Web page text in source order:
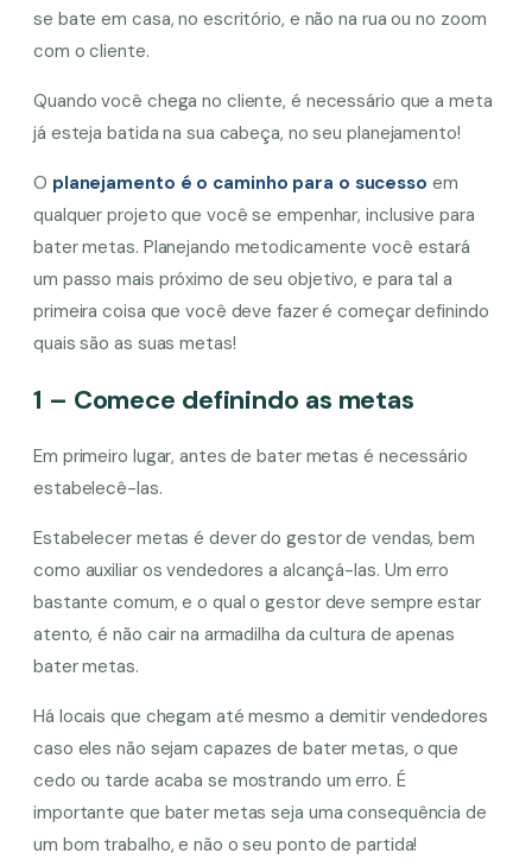
se bate em casa, no escritório, e não na rua ou no zoom
com o cliente.
Quando você chega no cliente, é necessário que a meta
já esteja batida na sua cabeça, no seu planejamento!
O planejamento é o caminho para o sucesso em
qualquer projeto que você se empenhar, inclusive para
bater metas. Planejando metodicamente você estará
um passo mais próximo de seu objetivo, e para tal a
primeira coisa que você deve fazer é começar definindo
quais são as suas metas!
1 – Comece definindo as metas
Em primeiro lugar, antes de bater metas é necessário
estabelecê-las.
Estabelecer metas é dever do gestor de vendas, bem
como auxiliar os vendedores a alcançá-las. Um erro
bastante comum, e o qual o gestor deve sempre estar
atento, é não cair na armadilha da cultura de apenas
bater metas.
Há locais que chegam até mesmo a demitir vendedores
caso eles não sejam capazes de bater metas, o que
cedo ou tarde acaba se mostrando um erro. É
importante que bater metas seja uma consequência de
um bom trabalho, e não o seu ponto de partida!